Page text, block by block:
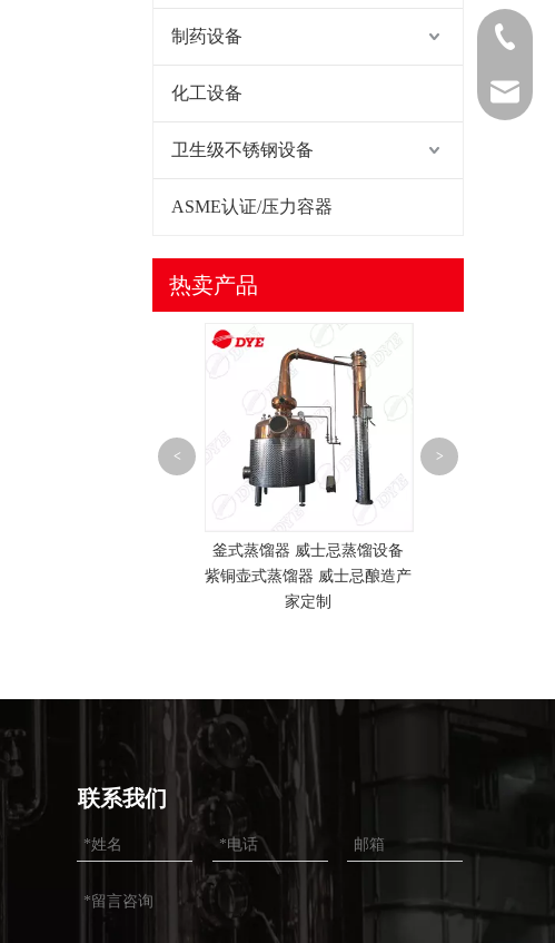
制药设备
化工设备
卫生级不锈钢设备
ASME认证/压力容器
热卖产品
釜式蒸馏器 威士忌蒸馏设备
紫铜壶式蒸馏器 威士忌酿造产
家定制
釜式蒸馏器 双
< >
0577-
0577-
联系我们